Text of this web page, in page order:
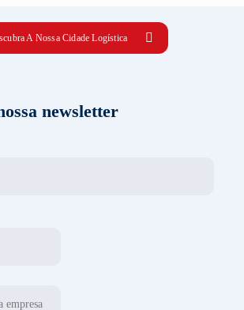
A Nossa Cidade Logística
newsletter